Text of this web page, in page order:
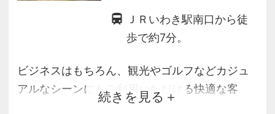
ＪＲいわき駅南口から徒
歩で約7分。
ビジネスはもちろん、観光やゴルフなどカジュ
アルなシーンにもご利用いただける快適な客
室。大規模なご宴会にも対応可能な１０００名
続きを見る